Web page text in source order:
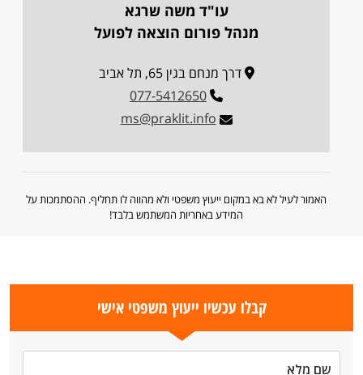
עו"ד משה שרגא
מנהל פורום הוצאה לפועל
דרך מנחם בגין 65, תל אביב
077-5412650
ms@praklit.info
האמור לעיל לא בא במקום ייעוץ משפטי ולא מהווה לו תחליף. ההסתמכות על
המידע באחריות המשתמש בלבד!
קבלו עכשיו ייעוץ משפטי אישי